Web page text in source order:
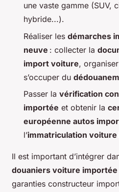
une vaste gamme (SUV,
hybride...).
Réaliser les démarches
neuve : collecter la
import voiture,
s’occuper du
Passer la vérification
importée et obtenir la
européenne autos
l’immatriculation
Il est important d’intégrer
douaniers voiture importée
garanties constructeur